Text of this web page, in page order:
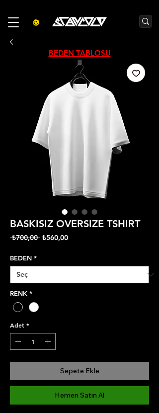
BASKISIZ OVERSIZE TSHIRT
₺700,00 Normal
₺560,00İndirimli
BEDEN *
RENK *
Adet *
Sepete Ekle
Hemen Satın Al
BEDEN TABLOSU